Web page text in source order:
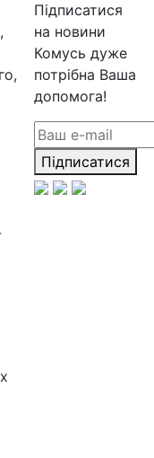
Підписатися
на новини
Комусь дуже
потрібна Ваша
допомога!
Підписатися